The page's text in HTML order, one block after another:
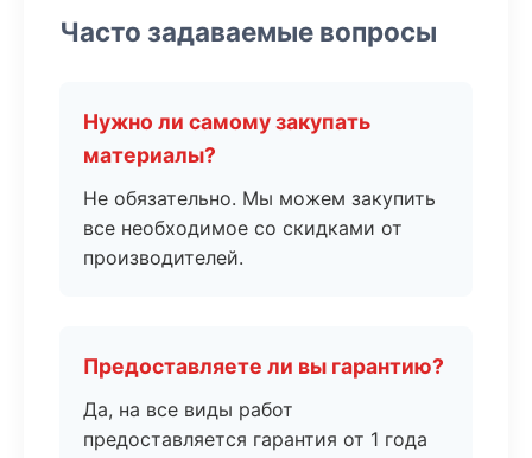
Часто задаваемые вопросы
Нужно ли самому закупать
материалы?
Не обязательно. Мы можем закупить
все необходимое со скидками от
производителей.
Предоставляете ли вы гарантию?
Да, на все виды работ
предоставляется гарантия от 1 года